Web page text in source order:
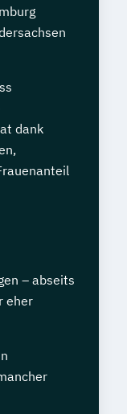
dank
– abseits
eher